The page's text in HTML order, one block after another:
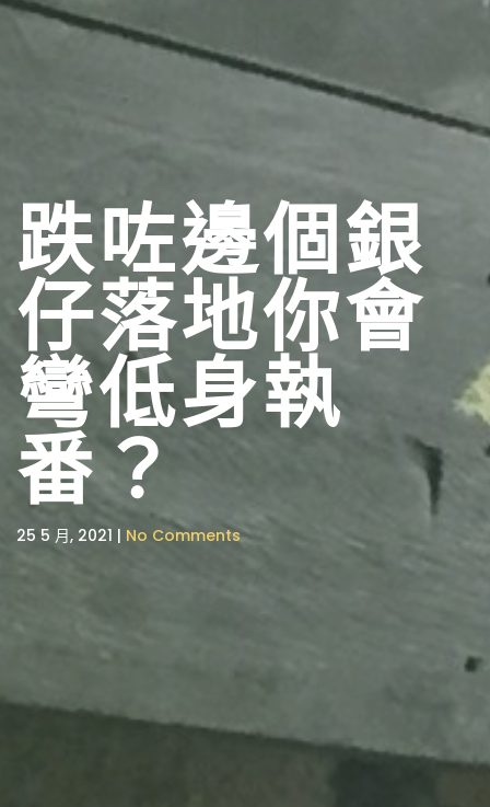
跌咗邊個銀
仔落地你會
彎低身執
番？
25 5 月, 2021 | No Comments